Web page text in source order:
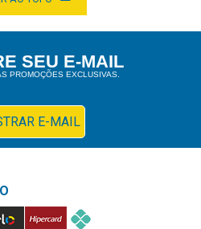
SEU E-MAIL
PROMOÇÕES EXCLUSIVAS.
E-MAIL